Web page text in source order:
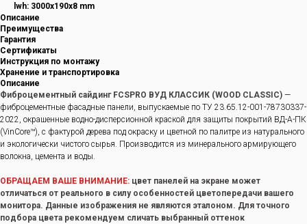
lwh: 3000x190x8 mm
Описание
Преимущества
Гарантия
Сертификаты
Инструкция по монтажу
Хранение и транспортировка
Описание
Фиброцементный сайдинг FCSPRO ВУД КЛАССИК (WOOD CLASSIC) —
фиброцементные фасадные панели, выпускаемые по ТУ 23.65.12-001-78730337-
2022, окрашенные водно-дисперсионной краской для защиты покрытий ВД-А-ПК
(VinCore™), с фактурой дерева под окраску и цветной по палитре из натурального
и экологически чистого сырья. Производится из минерального армирующего
волокна, цемента и воды.
ОБРАЩАЕМ ВАШЕ ВНИМАНИЕ: цвет панелей на экране может
отличаться от реального в силу особенностей цветопередачи вашего
монитора. Данные изображения не являются эталоном. Для точного
подбора цвета рекомендуем сличать выбранный оттенок